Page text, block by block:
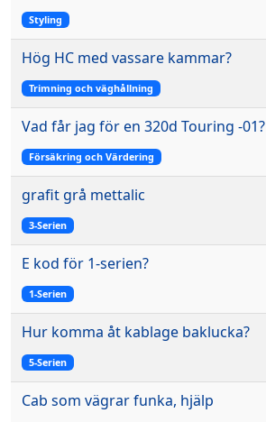
Styling
Hög HC med vassare kammar?
Trimning och väghållning
Vad får jag för en 320d Touring -01?
Försäkring och Värdering
grafit grå mettalic
3-Serien
E kod för 1-serien?
1-Serien
Hur komma åt kablage baklucka?
5-Serien
Cab som vägrar funka, hjälp